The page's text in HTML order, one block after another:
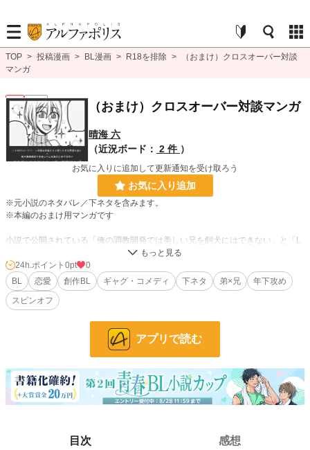
TOP > 投稿漫画 > BL漫画 > R18を排除 >
（おまけ）クロスオーバー対談
マンガ
BL 完結 （おまけ）クロスオーバー対談マンガ
晴海 六
（近況ボード： 2 件 ）
お気に入りに追加して更新通知を受け取ろう
お気に入り追加
※元小説のネタバレ／下ネタを含みます。
※本編のおまけ用マンガです
小説で公開されている「俺の調教開発では美しい兄を飼犬にはできない」と「L
ΛMBDΛ::ドローン兵器は英雄をメス堕ちさせる野望を抱く」の攻めの2人による
クロスオーバー対談漫画です。
4コマ2本を分割して掲載しています。
漫画の元になっているイラストとSSは、大田さんのページに掲載されていま
※※元小説はR18作品ですのでご注意ください※※
◆俺の調教開発では美しい兄を飼犬にはできない
◆LΛMBDΛ::ドローン兵器は英雄をメス堕ちさせる野望を抱く
https://www.alphapolis.co.jp/novel/288656547/380370792
1,406 位 / 1,406 件
24h.ポイント 0pt
0
BL
恋愛 創作BL ギャグ・コメディ 下ネタ 弟×兄
年下攻め
スピンオフ
アプリで読む
目次 感想